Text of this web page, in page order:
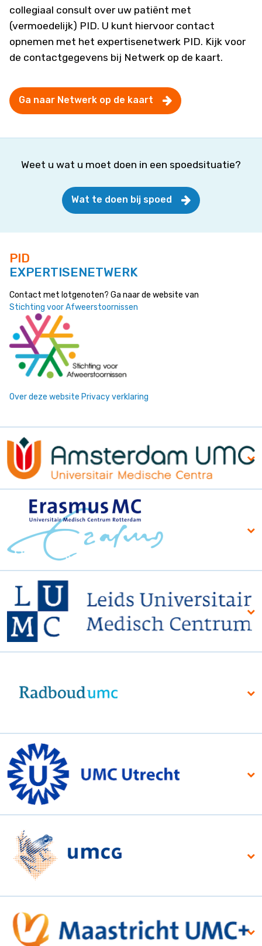
collegiaal consult over uw patiënt met
(vermoedelijk) PID. U kunt hiervoor contact
opnemen met het expertisenetwerk PID. Kijk voor
de contactgegevens bij Netwerk op de kaart.
Ga naar Netwerk op de kaart
Weet u wat u moet doen in een spoedsituatie?
Wat te doen bij spoed
PID
EXPERTISENETWERK
Contact met lotgenoten? Ga naar de website van
Stichting voor Afweerstoornissen
Over deze website Privacy verklaring